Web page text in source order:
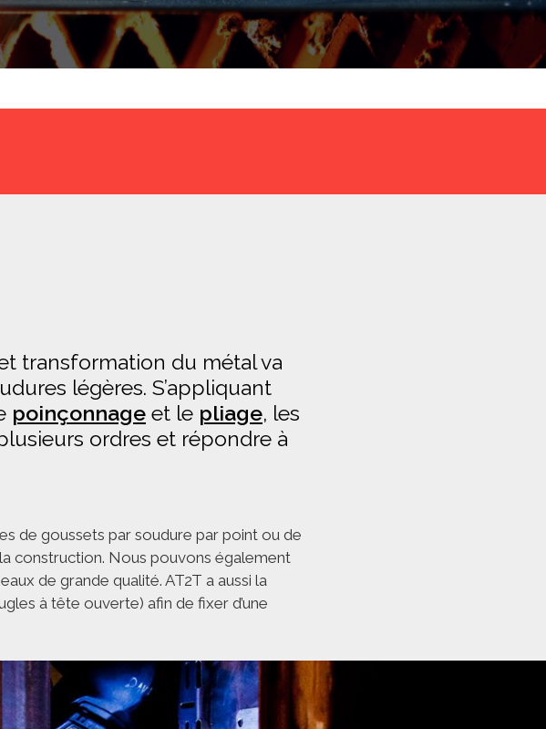
transformation du métal va
légères. S’appliquant
poinçonnage et le pliage, les
ordres et répondre à
de goussets par soudure par point ou de
construction. Nous pouvons également
de grande qualité. AT2T a aussi la
à tête ouverte) afin de fixer d’une